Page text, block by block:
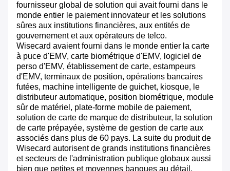
fournisseur global de solution qui avait fourni dans le
monde entier le paiement innovateur et les solutions
sûres aux institutions financières, aux entités de
gouvernement et aux opérateurs de telco.
Wisecard avaient fourni dans le monde entier la carte
à puce d'EMV, carte biométrique d'EMV, logiciel de
perso d'EMV, établissement de carte, estampeurs
d'EMV, terminaux de position, opérations bancaires
futées, machine intelligente de guichet, kiosque, le
distributeur automatique, position biométrique, module
sûr de matériel, plate-forme mobile de paiement,
solution de carte de marque de distributeur, la solution
de carte prépayée, système de gestion de carte aux
associés dans plus de 60 pays. La suite du produit de
Wisecard autorisent de grands institutions financières
et secteurs de l'administration publique globaux aussi
bien que petites et moyennes banques au détail.